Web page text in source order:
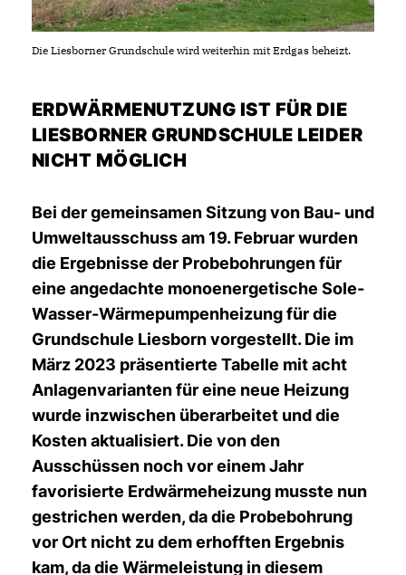
Die Liesborner Grundschule wird weiterhin mit Erdgas beheizt.
ERDWÄRMENUTZUNG IST FÜR DIE
LIESBORNER GRUNDSCHULE LEIDER
NICHT MÖGLICH
Bei der gemeinsamen Sitzung von Bau- und
Umweltausschuss am 19. Februar wurden
die Ergebnisse der Probebohrungen für
eine angedachte monoenergetische Sole-
Wasser-Wärmepumpenheizung für die
Grundschule Liesborn vorgestellt. Die im
März 2023 präsentierte Tabelle mit acht
Anlagenvarianten für eine neue Heizung
wurde inzwischen überarbeitet und die
Kosten aktualisiert. Die von den
Ausschüssen noch vor einem Jahr
favorisierte Erdwärmeheizung musste nun
gestrichen werden, da die Probebohrung
vor Ort nicht zu dem erhofften Ergebnis
kam, da die Wärmeleistung in diesem